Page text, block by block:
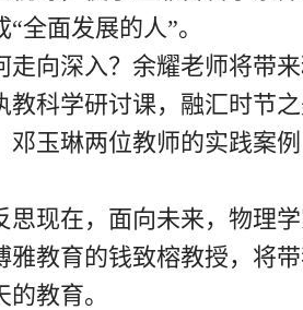
全面发展的人”。
走向深入？余耀老师将带
教科学研讨课，融汇时节
邓玉琳两位教师的实践案
思现在，面向未来，物理
雅教育的钱致榕教授，将
教育。